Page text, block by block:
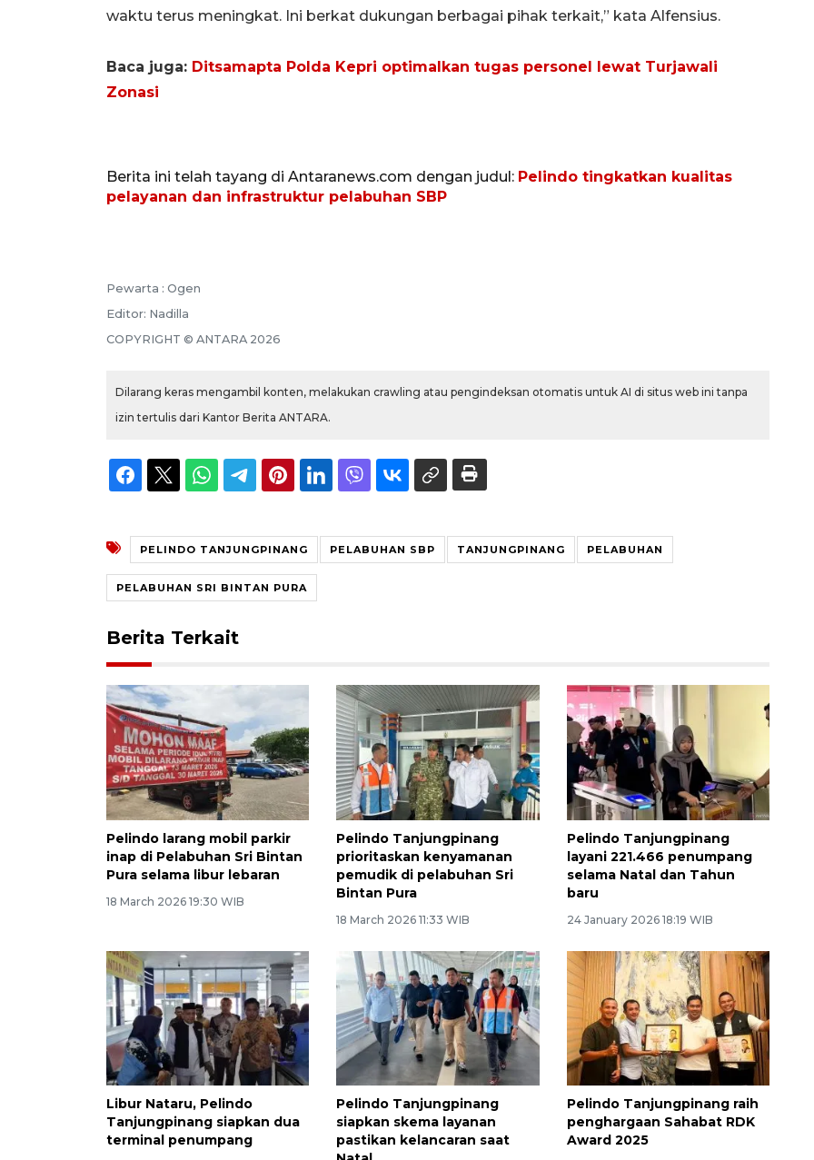
waktu terus meningkat. Ini berkat dukungan berbagai pihak terkait,” kata Alfensius.
Baca juga: Ditsamapta Polda Kepri optimalkan tugas personel lewat Turjawali
Zonasi
Berita ini telah tayang di Antaranews.com dengan judul: Pelindo tingkatkan kualitas
pelayanan dan infrastruktur pelabuhan SBP
Pewarta : Ogen
Editor: Nadilla
COPYRIGHT © ANTARA 2026
Dilarang keras mengambil konten, melakukan crawling atau pengindeksan otomatis untuk AI di situs web ini tanpa
izin tertulis dari Kantor Berita ANTARA.
PELINDO TANJUNGPINANG PELABUHAN SBP TANJUNGPINANG PELABUHAN
PELABUHAN SRI BINTAN PURA
Berita Terkait
Pelindo larang mobil parkir
inap di Pelabuhan Sri Bintan
Pura selama libur lebaran
18 March 2026 19:30 WIB
Pelindo Tanjungpinang
prioritaskan kenyamanan
pemudik di pelabuhan Sri
Bintan Pura
18 March 2026 11:33 WIB
Pelindo Tanjungpinang
layani 221.466 penumpang
selama Natal dan Tahun
baru
24 January 2026 18:19 WIB
Libur Nataru, Pelindo
Tanjungpinang siapkan dua
terminal penumpang
Pelindo Tanjungpinang
siapkan skema layanan
pastikan kelancaran saat
Pelindo Tanjungpinang raih
penghargaan Sahabat RDK
Award 2025